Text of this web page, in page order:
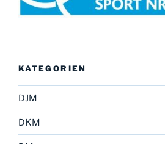
KATEGORIEN
DJM
DKM